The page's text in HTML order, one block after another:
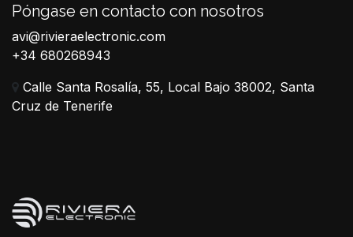
Póngase en contacto con nosotros
avi@rivieraelectronic.com
+34 680268943
Calle Santa Rosalía, 55, Local Bajo 38002, Santa
Cruz de Tenerife